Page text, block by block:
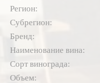
Регион:
Субрегион:
Бренд:
Наименование вина:
Сорт винограда:
Объем: